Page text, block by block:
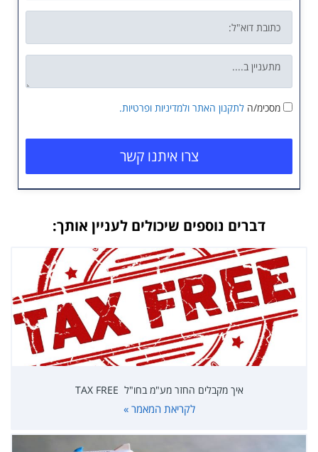
מסכימ/ה לתקנון האתר ולמדיניות ופרטיות.
צרו איתנו קשר
דברים נוספים שיכולים לעניין אותך:
איך מקבלים החזר מע"מ בחו"ל TAX FREE
לקריאת המאמר »